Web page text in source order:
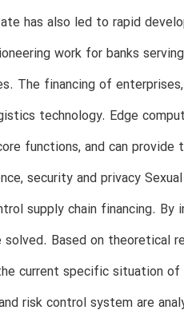
has also led to rapid
work for banks
The financing of
technology. Edge
functions, and can
security and privacy
supply chain financing. By
Based on theoretical
current specific situation of
risk control system are